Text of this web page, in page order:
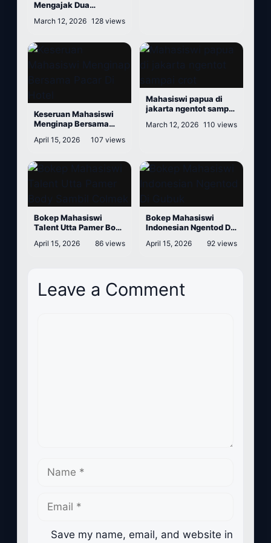
Mengajak Dua
Kali Cum
March 12, 2026 128 views
Keseruan Mahasiswi
Menginap Bersama
April 15, 2026 107 views
Mahasiswi papua di
jakarta ngentot sampai
March 12, 2026 110 views
Bokep Mahasiswi
Talent Utta Pamer Body
April 15, 2026 86 views
Bokep Mahasiswi
Indonesian Ngentod Di
April 15, 2026 92 views
Leave a Comment
Name
Email
Save my name, email, and website in